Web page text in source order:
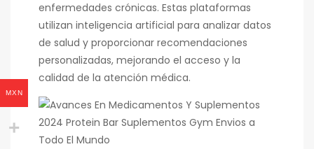
enfermedades crónicas. Estas plataformas
utilizan inteligencia artificial para analizar datos
de salud y proporcionar recomendaciones
personalizadas, mejorando el acceso y la
calidad de la atención médica.
MXN